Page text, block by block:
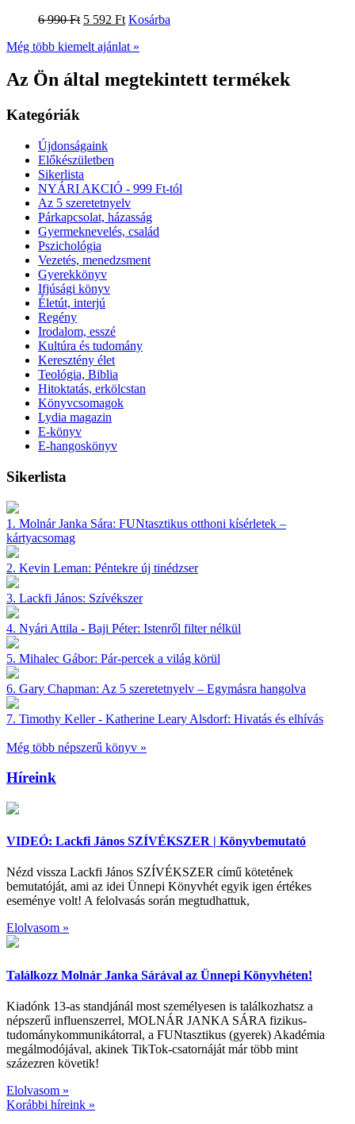
6 990Ft 5 592 Ft Kosárba
Még több kiemelt ajánlat »
Az Ön által megtekintett termékek
Kategóriák
Újdonságaink
Előkészületben
Sikerlista
NYÁRI AKCIÓ - 999 Ft-tól
Az 5 szeretetnyelv
Párkapcsolat, házasság
Gyermeknevelés, család
Pszichológia
Vezetés, menedzsment
Gyerekkönyv
Ifjúsági könyv
Életút, interjú
Regény
Irodalom, esszé
Kultúra és tudomány
Keresztény élet
Teológia, Biblia
Hitoktatás, erkölcstan
Könyvcsomagok
Lydia magazin
E-könyv
E-hangoskönyv
Sikerlista
1. Molnár Janka Sára: FUNtasztikus otthoni kísérletek –
kártyacsomag
2. Kevin Leman: Péntekre új tinédzser
3. Lackfi János: Szívékszer
4. Nyári Attila - Baji Péter: Istenről filter nélkül
5. Mihalec Gábor: Pár-percek a világ körül
6. Gary Chapman: Az 5 szeretetnyelv – Egymásra hangolva
7. Timothy Keller - Katherine Leary Alsdorf: Hivatás és elhívás
Még több népszerű könyv »
Híreink
VIDEÓ: Lackfi János SZÍVÉKSZER | Könyvbemutató
Nézd vissza Lackfi János SZÍVÉKSZER című kötetének
bemutatóját, ami az idei Ünnepi Könyvhét egyik igen értékes
eseménye volt! A felolvasás során megtudhattuk,
Elolvasom »
Találkozz Molnár Janka Sárával az Ünnepi Könyvhéten!
Kiadónk 13-as standjánál most személyesen is találkozhatsz a
népszerű influenszerrel, MOLNÁR JANKA SÁRA fizikus-
tudománykommunikátorral, a FUNtasztikus (gyerek) Akadémia
megálmodójával, akinek TikTok-csatornáját már több mint
százezren követik!
Elolvasom »
Korábbi híreink »